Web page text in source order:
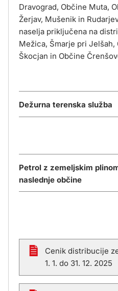
Dravograd, Občine Muta,
Žerjav, Mušenik in
naselja priključena na
Mežica, Šmarje pri
Škocjan in Občine
Dežurna terenska služba
Petrol z zemeljskim
naslednje občine
Cerklje na Gorenjskem
Cenik distribucije
1. 1. do 31. 12. 2025